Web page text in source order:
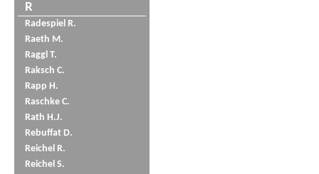
R
Radespiel R.
Raeth M.
Raggl T.
Raksch C.
Rapp H.
Raschke C.
Rath H.J.
Rebuffat D.
Reichel R.
Reichel S.